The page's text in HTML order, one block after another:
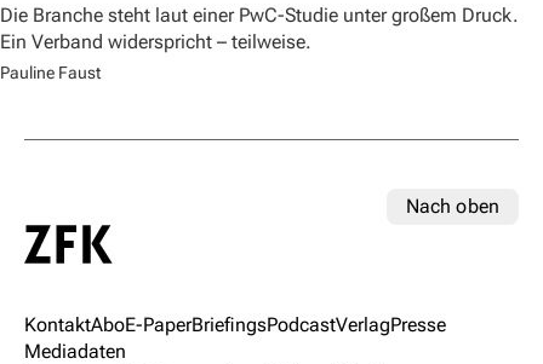
Die Branche steht laut einer PwC-Studie unter großem Druck.
Ein Verband widerspricht – teilweise.
Pauline Faust
Nach oben
KontaktAboE-PaperBriefingsPodcastVerlagPresse
Mediadaten